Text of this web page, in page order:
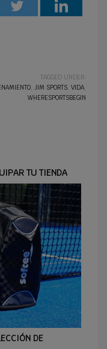
TAGGED UNDER:
JIM SPORTS VIDA
WHERESPORTSBEGIN
TU TIENDA
DE